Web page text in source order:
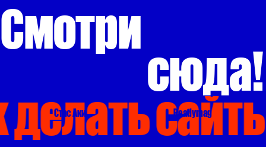
сюда!
Смотри
Readymag
Стас Аки